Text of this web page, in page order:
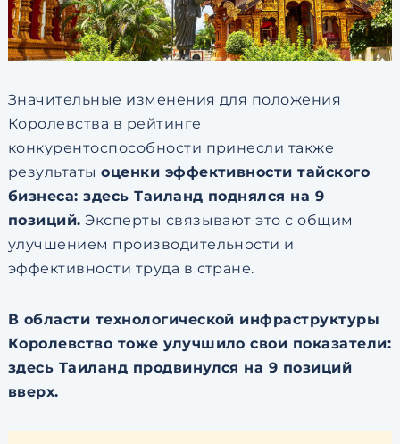
Значительные изменения для положения
Королевства в рейтинге
конкурентоспособности принесли также
результатыоценки эффективности тайского
бизнеса: здесь Таиланд поднялся на 9
позиций. Эксперты связывают это с общим
улучшением производительности и
эффективности труда в стране.
В области технологической инфраструктуры
Королевство тоже улучшило свои показатели:
здесь Таиланд продвинулся на 9 позиций
вверх.